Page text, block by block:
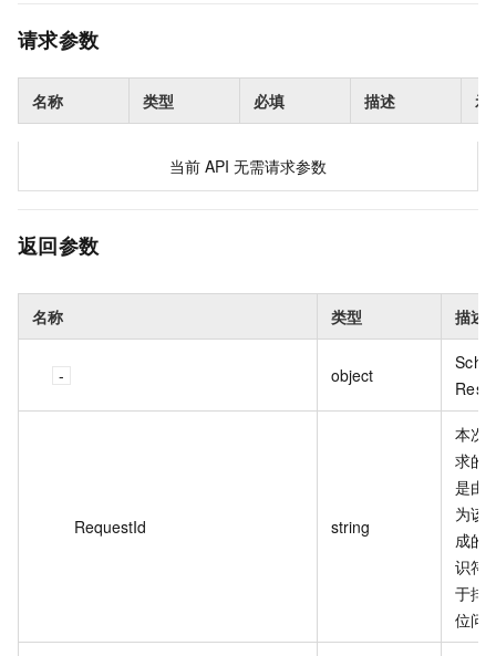
请求参数
名称 类型 必填 描述 示
当前 API 无需请求参数
返回参数
名称 类型 描述
object
RequestId string
本次
求的
是由
为该
成的
识符
于排
位问